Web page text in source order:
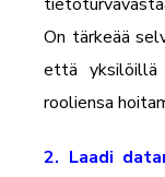
On tärkeää
että
rooliensa
2. Laadi